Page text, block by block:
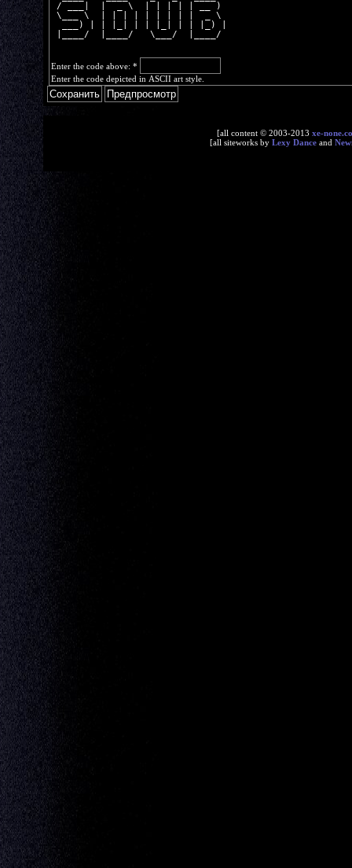
/ ___|  |  _ \  | | | | | __ )
\___ \  | | | | | | | | |  _ \
  ___) | | |_| | | |_| | | |_) |
|____/  |____/   \___/  |____/
Enter the code above: *
Enter the code depicted in ASCII art style.
[all content © 2003-2013 xe-
[all siteworks by Lexy Danceand